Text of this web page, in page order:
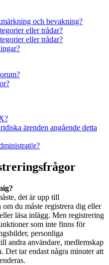
och bevakning?
eller trådar?
eller trådar?
ärenden angående detta
det är upp till
om du måste registrera dig eller
läsa inlägg. Men registrering
som inte finns för
personliga
andra användare, medlemskap
Det tar endast några minuter att